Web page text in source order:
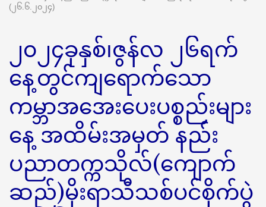
(၂၆.၆.၂၀၂၄)
၂၀၂၄ခုနှစ်၊ဇွန်လ ၂၆ရက်
နေ့တွင်ကျရောက်သော
ကမ္ဘာအအေးပေးပစ္စည်းများ
နေ့ အထိမ်းအမှတ် နည်း
ပညာတက္ကသိုလ်(ကျောက်
ဆည်)မိုးရာသီသစ်ပင်စိုက်ပွဲ